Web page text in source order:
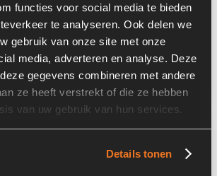
functies voor social media te bieden
te analyseren. Ook delen we
gebruik van onze site met onze
media, adverteren en analyse. Deze
gegevens combineren met andere
ze heeft verstrekt of die ze hebben
van uw gebruik van hun services.
Details tonen
4C6G
machines:
Liebherr A 934 C
Nederland